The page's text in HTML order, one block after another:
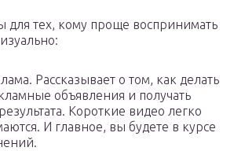
для тех, кому проще воспринимать
Рассказывает о том, как делать
объявления и получать
Короткие видео легко
И главное, вы будете в курсе